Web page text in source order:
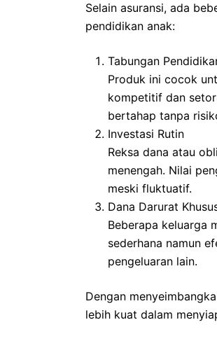
Selain asuransi, ada
pendidikan anak:
Tabungan
Produk ini cocok
kompetitif dan
bertahap tanpa
Investasi Rutin
Reksa dana atau
menengah. Nilai
meski fluktuatif.
Dana Darurat
Beberapa keluarga
sederhana namun
pengeluaran lain.
Dengan
lebih kuat dalam